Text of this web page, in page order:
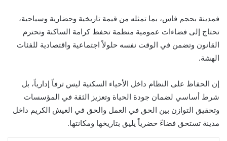
فمدينة بحجم فاس، بما تمثله من قيمة تاريخية وحضارية وسياحية،
تحتاج إلى فضاءات عمومية منظمة تحفظ كرامة الساكنة وتحترم
القانون وتضمن في الوقت نفسه حلولاً اجتماعية واقتصادية للفئات
الهشة.
إن الحفاظ على النظام داخل الأحياء السكنية ليس ترفاً إدارياً، بل
شرط أساسي لضمان جودة الحياة وتعزيز الثقة في المؤسسات
وتحقيق التوازن بين الحق في العمل والحق في العيش الكريم داخل
مدينة تستحق فضاءً حضرياً يليق بتاريخها ومكانتها.